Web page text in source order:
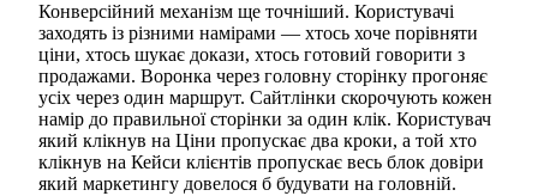
Конверсійний механізм ще точніший. Користувачі
заходять із різними намірами — хтось хоче порівняти
ціни, хтось шукає докази, хтось готовий говорити з
продажами. Воронка через головну сторінку прогоняє
усіх через один маршрут. Сайтлінки скорочують кожен
намір до правильної сторінки за один клік. Користувач
який клікнув на Ціни пропускає два кроки, а той хто
клікнув на Кейси клієнтів пропускає весь блок довіри
який маркетингу довелося б будувати на головній.